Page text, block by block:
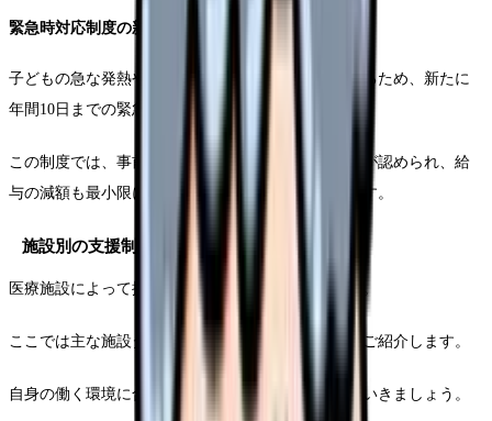
緊急時対応制度の新設
子どもの急な発熱や保育園からの呼び出しに対応するため、新たに
年間10日までの緊急時対応休暇が設けられました。
この制度では、事前申請なしで当日の急な休暇取得が認められ、給
与の減額も最小限に抑えられる仕組みとなっています。
施設別の支援制度比較
医療施設によって提供される支援制度は異なります。
ここでは主な施設タイプごとの特徴的な支援制度をご紹介します。
自身の働く環境に合わせて、最適な支援を選択していきましょう。